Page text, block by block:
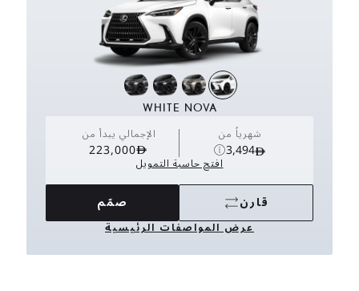
WHITE NOVA
شهرياً من
3,494
الإجمالي يبدأ من
223,000
افتح حاسبة التمويل
قارن صمّم
عرض المواصفات الرئيسية